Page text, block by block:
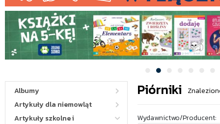
Albumy
Artykuły dla niemowląt
Artykuły szkolne i
Piórniki
Wydawnictwo/Producent: